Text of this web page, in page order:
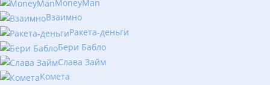
MoneyMan
Взаимно
Ракета-деньги
Бери Бабло
Слава Займ
Комета